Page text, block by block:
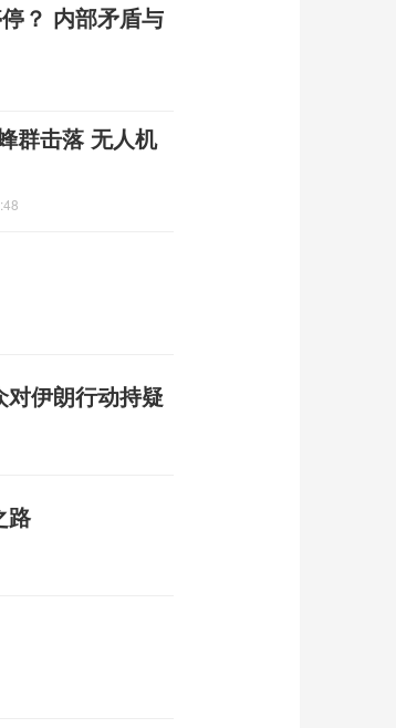
？ 内部矛盾与
群击落 无人机
伊朗行动持疑
路